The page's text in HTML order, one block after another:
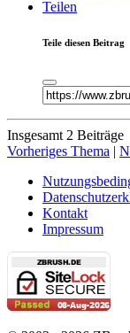
Teilen
Teile diesen Beitrag
Insgesamt 2 Beiträge
Vorheriges Thema |
Kontakt
Impressum